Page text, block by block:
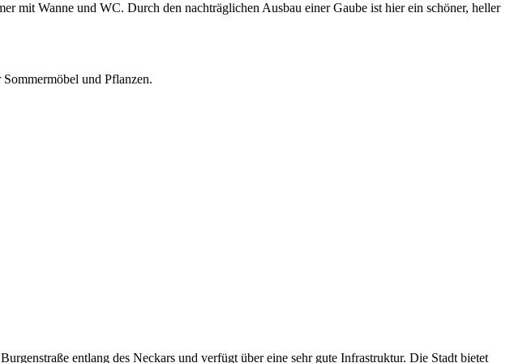
mit Wanne und WC. Durch den nachträglichen Ausbau einer Gaube ist hier ein schöner, heller
und Pflanzen.
entlang des Neckars und verfügt über eine sehr gute Infrastruktur. Die Stadt bietet